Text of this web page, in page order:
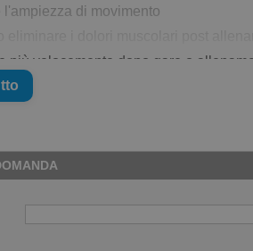
l'ampiezza di movimento
più velocemente dopo gare o
bene quanto ognuna di queste tre
esercizi per nuotatori che puoi
userai il tuo rullo massaggiante
"preventiva". Ad esempio per